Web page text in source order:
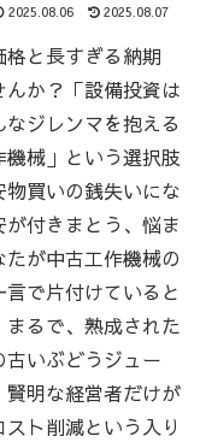
2025.08.06 2025.08.07
と長すぎる納期
か？「設備投資は
ジレンマを抱える
械」という選択肢
買いの銭失いにな
付きまとう、悩ま
が中古工作機械の
で片付けていると
るで、熟成された
いぶどうジュー
明な経営者だけが
ト削減という入り